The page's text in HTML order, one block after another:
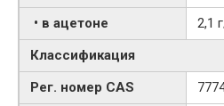
• в ацетоне
2,1
Классификация
Рег. номер CAS